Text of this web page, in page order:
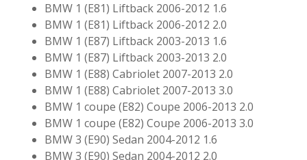
BMW 1 (E81) Liftback 2006-2012 1.6
BMW 1 (E81) Liftback 2006-2012 2.0
BMW 1 (E87) Liftback 2003-2013 1.6
BMW 1 (E87) Liftback 2003-2013 2.0
BMW 1 (E88) Cabriolet 2007-2013 2.0
BMW 1 (E88) Cabriolet 2007-2013 3.0
BMW 1 coupe (E82) Coupe 2006-2013 2.0
BMW 1 coupe (E82) Coupe 2006-2013 3.0
BMW 3 (E90) Sedan 2004-2012 1.6
BMW 3 (E90) Sedan 2004-2012 2.0